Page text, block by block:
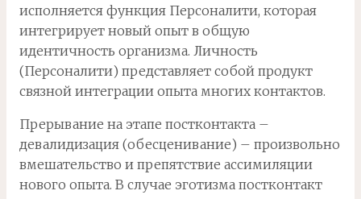
исполняется функция Персоналити, которая
интегрирует новый опыт в общую
идентичность организма. Личность
(Персоналити) представляет собой продукт
связной интеграции опыта многих контактов.
Прерывание на этапе постконтакта –
девалидизация (обесценивание) – произвольно
вмешательство и препятствие ассимиляции
нового опыта. В случае эготизма постконтакт